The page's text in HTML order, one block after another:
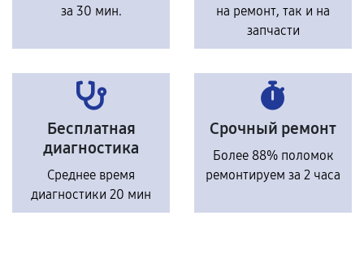
за 30 мин.
на ремонт, так и на
запчасти
Бесплатная
диагностика
Среднее время
диагностики 20 мин
Срочный ремонт
Более 88% поломок
ремонтируем за 2 часа